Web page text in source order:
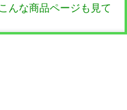
んな商品ページも見て